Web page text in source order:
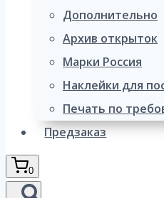
Дополнительно
Архив открыток
Марки Россия
Наклейки для
Печать по
Предзаказ
0